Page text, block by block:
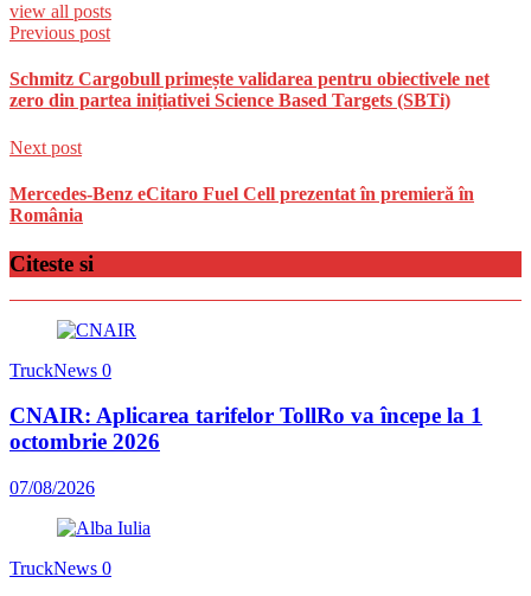
view all posts
Previous post
Schmitz Cargobull primește validarea pentru obiectivele net
zero din partea inițiativei Science Based Targets (SBTi)
Next post
Mercedes-Benz eCitaro Fuel Cell prezentat în premieră în
România
Citeste si
TruckNews 0
CNAIR: Aplicarea tarifelor TollRo va începe la 1
octombrie 2026
07/08/2026
TruckNews 0